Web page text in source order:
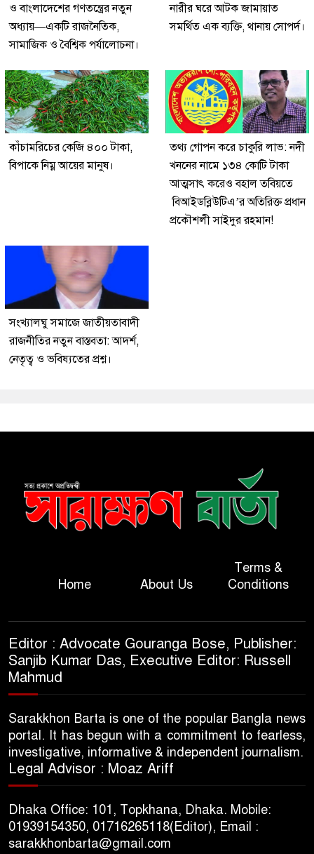
ও বাংলাদেশের গণতন্ত্রের নতুন
অধ্যায়—একটি রাজনৈতিক,
সামাজিক ও বৈশ্বিক পর্যালোচনা।
নারীর ঘরে আটক জামায়াত
সমর্থিত এক ব্যক্তি, থানায় সোপর্দ।
কাঁচামরিচের কেজি ৪০০ টাকা,
বিপাকে নিম্ন আয়ের মানুষ।
তথ্য গোপন করে চাকুরি লাভ: নদী
খননের নামে ১৩৪ কোটি টাকা
আত্মসাৎ করেও বহাল তবিয়তে
বিআইডব্লিউটিএ’র অতিরিক্ত প্রধান
প্রকৌশলী সাইদুর রহমান!
সংখ্যালঘু সমাজে জাতীয়তাবাদী
রাজনীতির নতুন বাস্তবতা: আদর্শ,
নেতৃত্ব ও ভবিষ্যতের প্রশ্ন।
Home About Us
Terms &
Conditions
Editor : Advocate Gouranga Bose, Publisher:
Sanjib Kumar Das, Executive Editor: Russell
Mahmud
Sarakkhon Barta is one of the popular Bangla news
portal. It has begun with a commitment to fearless,
investigative, informative & independent journalism.
Legal Advisor : Moaz Ariff
Dhaka Office: 101, Topkhana, Dhaka. Mobile:
01939154350, 01716265118(Editor), Email :
sarakkhonbarta@gmail.com